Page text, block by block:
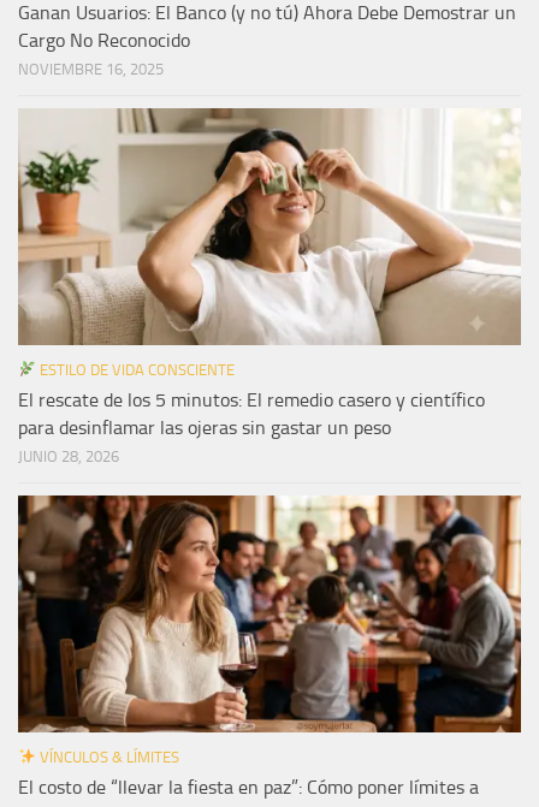
Ganan Usuarios: El Banco (y no tú) Ahora Debe Demostrar un
Cargo No Reconocido
NOVIEMBRE 16, 2025
ESTILO DE VIDA CONSCIENTE
El rescate de los 5 minutos: El remedio casero y científico
para desinflamar las ojeras sin gastar un peso
JUNIO 28, 2026
VÍNCULOS & LÍMITES
El costo de “llevar la fiesta en paz”: Cómo poner límites a